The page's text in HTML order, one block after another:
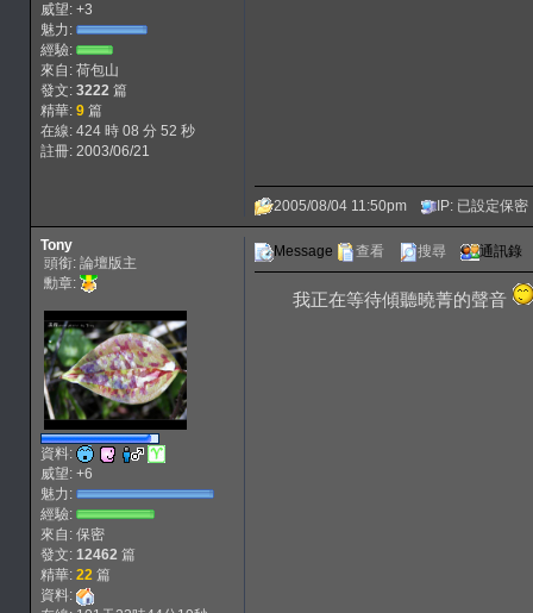
威望: +3
魅力:
經驗:
來自: 荷包山
發文: 3222篇
精華: 9篇
在線: 424 時 08 分 52 秒
註冊: 2003/06/21
2005/08/04 11:50pm IP: 已設定保密
Tony
頭銜: 論壇版主
勳章:
資料:
威望: +6
魅力:
經驗:
來自: 保密
發文: 12462篇
精華: 22篇
資料:
Message 查看 搜尋 通訊錄
我正在等待傾聽曉菁的聲音